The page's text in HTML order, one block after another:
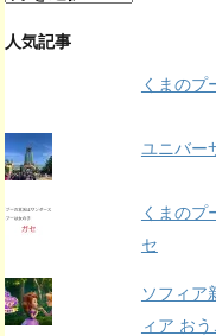
カ
人気記事
くまのプ
ユニバー
くまのプ
セ
ソフィア
ィア おう